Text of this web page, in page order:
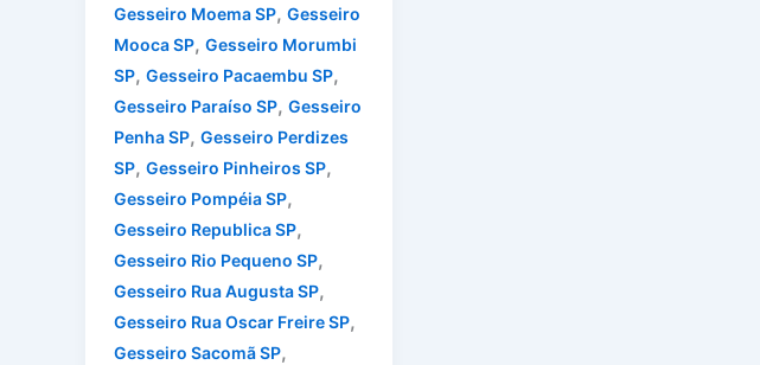
Gesseiro Moema SP, Gesseiro
Mooca SP, Gesseiro Morumbi
SP, Gesseiro Pacaembu SP,
Gesseiro Paraíso SP, Gesseiro
Penha SP, Gesseiro Perdizes
SP, Gesseiro Pinheiros SP,
Gesseiro Pompéia SP,
Gesseiro Republica SP,
Gesseiro Rio Pequeno SP,
Gesseiro Rua Augusta SP,
Gesseiro Rua Oscar Freire SP,
Gesseiro Sacomã SP,